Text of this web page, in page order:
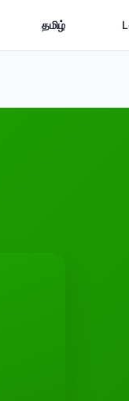
தமிழ்